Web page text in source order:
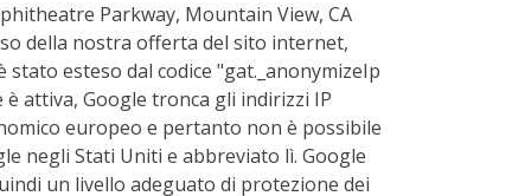
Parkway, Mountain View, CA
della nostra offerta del sito internet,
esteso dal codice "gat._anonymizeIp
attiva, Google tronca gli indirizzi IP
europeo e pertanto non è possibile
negli Stati Uniti e abbreviato lì. Google
un livello adeguato di protezione dei